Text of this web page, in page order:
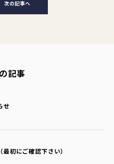
次の記事へ
記事
せ
初にご確認下さい）